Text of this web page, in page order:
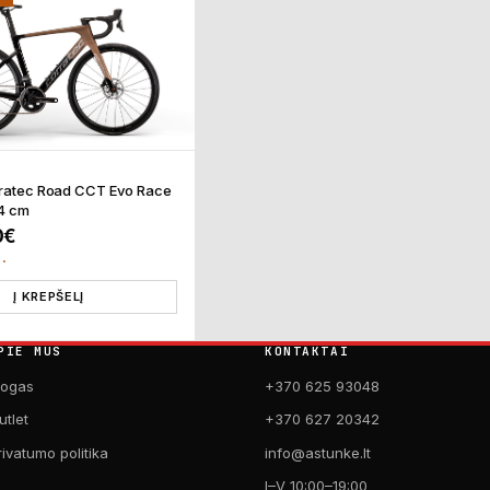
Road CCT Evo Race
cm
€
Į KREPŠELĮ
MUS
politika
KONTAKTAI
+370 625 93048
+370 627 20342
info@astunke.lt
I–V 10:00–19:00